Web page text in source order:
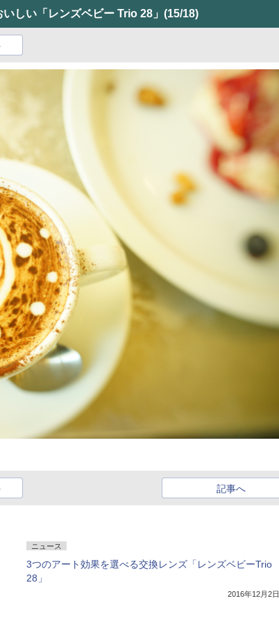
しい「レンズベビー Trio 28」 (15/18)
記事へ
ニュース
3つのアート効果を選べる交換レンズ「レンズベビーTrio
28」
2016年12月2日